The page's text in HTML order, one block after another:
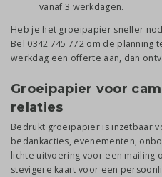
vanaf 3 werkdagen.
Heb je het groeipapier sneller
Bel 0342 745 772 om de planning
werkdag een offerte aan, dan
Groeipapier voor
relaties
Bedrukt groeipapier is inzetbaar
bedankacties, evenementen,
lichte uitvoering voor een mailing
stevigere kaart voor een